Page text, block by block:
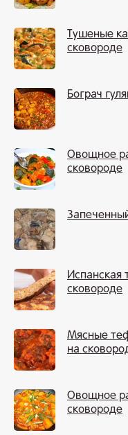
Тушеные
сковороде
Бограч
Овощное
сковороде
Испанская
сковороде
Мясные
на
Овощное
сковороде